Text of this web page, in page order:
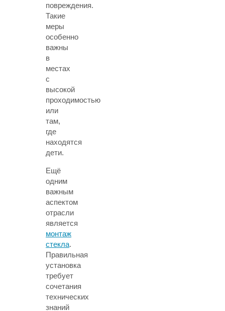
повреждения.
Такие
меры
особенно
важны
в
местах
с
высокой
проходимостью
или
там,
где
находятся
дети.
Ещё
одним
важным
аспектом
отрасли
является
монтаж
стекла.
Правильная
установка
требует
сочетания
технических
знаний